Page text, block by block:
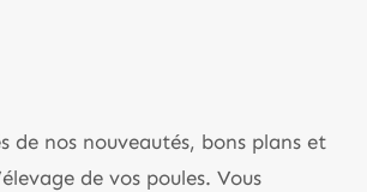
de nos nouveautés, bons plans et
de vos poules. Vous